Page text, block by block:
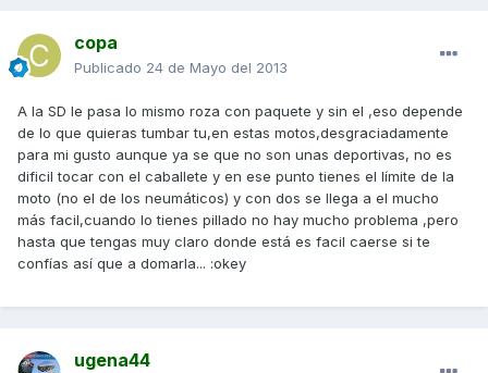
copa
Publicado 24 de Mayo del 2013
A la SD le pasa lo mismo roza con paquete y sin el ,eso depende
de lo que quieras tumbar tu,en estas motos,desgraciadamente
para mi gusto aunque ya se que no son unas deportivas, no es
dificil tocar con el caballete y en ese punto tienes el límite de la
moto (no el de los neumáticos) y con dos se llega a el mucho
más facil,cuando lo tienes pillado no hay mucho problema ,pero
hasta que tengas muy claro donde está es facil caerse si te
confías así que a domarla... :okey
ugena44